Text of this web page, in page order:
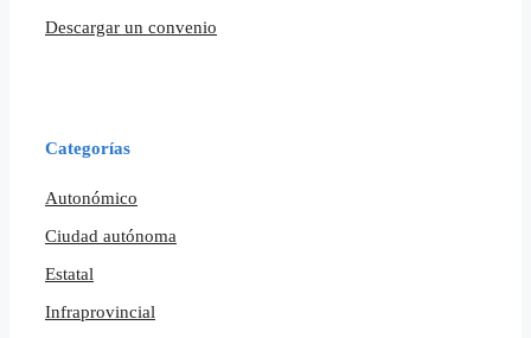
Descargar un convenio
Categorías
Autonómico
Ciudad autónoma
Estatal
Infraprovincial